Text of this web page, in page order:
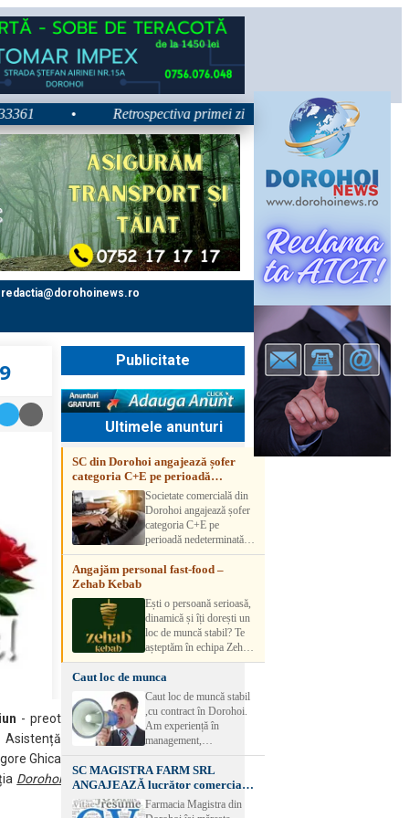
Retrospectiva primei zile la Zilele Nordului 2026:
redactia@dorohoinews.ro
- preot
Ghica
Dorohoi
Publicitate
Ultimele anunturi
SC din Dorohoi angajează șofer
categoria C+E pe perioadă
nedeterminatăSocietate comercială din
Dorohoi angajează șofer
categoria C+E pe
perioadă nedeterminată.
Candidatul trebuie să
aibă experiență și atestat
detalii, vă rog să sunați la
numărul de telefon.
Angajăm personal fast-food –
Zehab Kebab
Ești o persoană serioasă,
dinamică și îți dorești un
loc de muncă stabil? Te
așteptăm în echipa Zehab
Kebab! Posturi
disponibile: -
SHAORMAR AJUTOR
BUCATAR 2/posturi -
LUCRATOR
COMERCIAL
VANZATOR /2 posturi
OFERIM : Contract de
muncă Program flexibil
Salariu motivant, în
funcție de experienț
Caut loc de munca
Caut loc de muncă stabil
,cu contract în Dorohoi.
Am experiență în
management,
contabilitate, ospătărie .
Rog seriozitate
SC MAGISTRA FARM SRL
ANGAJEAZĂ lucrător comercial –
DOROHOI
Farmacia Magistra din